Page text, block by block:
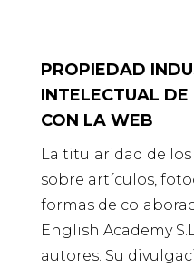
PROPIEDAD
INTELECTUAL
CON LA WEB
La titularidad de
sobre artículos,
formas de
English Academy
autores. Su